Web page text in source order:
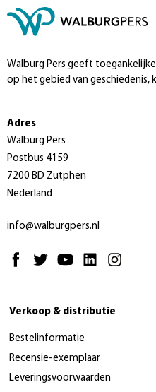
Walburg Pers geeft
op het gebied van geschiedenis,
Adres
Walburg Pers
Postbus 4159
7200 BD Zutphen
Nederland
info@walburgpers.nl
Verkoop & distributie
Bestelinformatie
Recensie-exemplaar
Leveringsvoorwaarden